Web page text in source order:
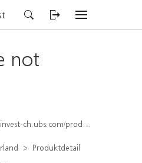
not
produkt/detail/index/isin/CH1565645582
Produktdetail